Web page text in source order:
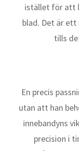
istället för att
blad. Det är
tills
En precis
utan att han
innebandyns
precision i